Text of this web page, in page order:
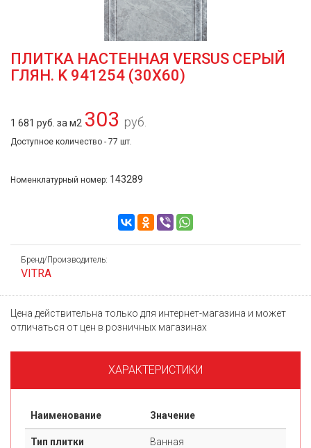
ПЛИТКА НАСТЕННАЯ VERSUS СЕРЫЙ
ГЛЯН. K 941254 (30Х60)
1 681 руб. за м2 303 руб.
Доступное количество - 77 шт.
Номенклатурный номер: 143289
Бренд/Производитель:
VITRA
Цена действительна только для интернет-магазина и может
отличаться от цен в розничных магазинах
ХАРАКТЕРИСТИКИ
Наименование Значение
Тип плитки Ванная